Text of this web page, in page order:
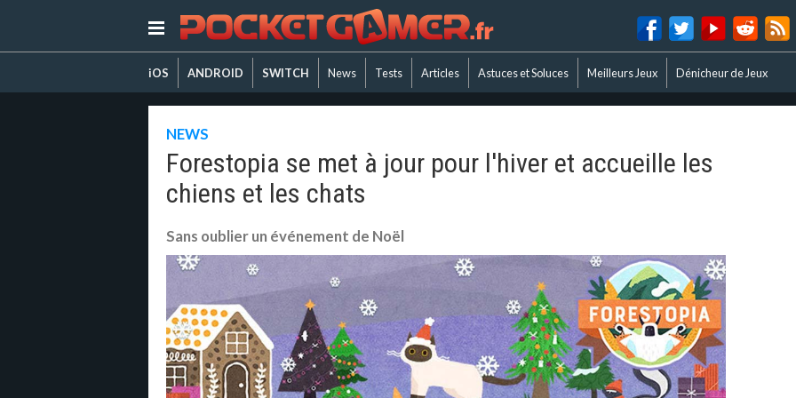
iOS ANDROID SWITCH News Tests Articles Astuces et Soluces Meilleurs Jeux Dénicheur de Jeux
NEWS
Forestopia se met à jour pour l'hiver et accueille les
chiens et les chats
Sans oublier un événement de Noël